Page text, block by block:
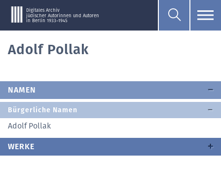
Digitales Archiv
jüdischer Autorinnen und Autoren
in Berlin 1933–1945
Adolf Pollak
NAMEN
Bürgerliche Namen
Adolf Pollak
WERKE